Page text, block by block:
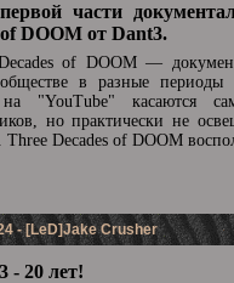
части
of DOOM от Dant3.
of DOOM —
в разные периоды
на "YouTube" касаются
но практически не
Decades of DOOM
- [LeD]Jake Crusher
- 20 лет!